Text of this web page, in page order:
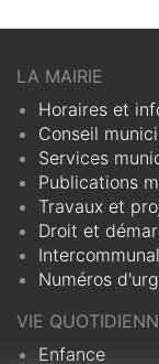
LA MAIRIE
Horaires et
Conseil
Services
Publications
Travaux et
Droit et
Numéros
VIE
Enfance